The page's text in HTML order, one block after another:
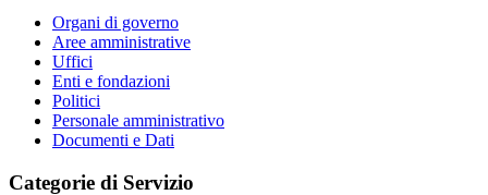
Organi di governo
Aree amministrative
Uffici
Enti e fondazioni
Politici
Personale amministrativo
Documenti e Dati
Categorie di Servizio